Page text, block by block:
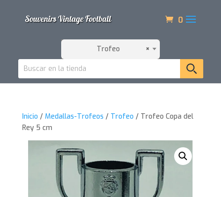
0
×
Trofeo
Inicio / Medallas-Trofeos / Trofeo / Trofeo Copa del
Rey 5 cm